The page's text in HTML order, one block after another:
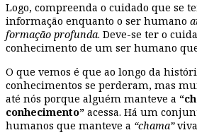
Logo, compreenda o cuidado que se
informação enquanto o ser humano
formação profunda. Deve-se ter o
conhecimento de um ser humano
O que vemos é que ao longo da
conhecimentos se perderam, mas
até nós porque alguém manteve a
conhecimento” acessa. Há um
humanos que manteve a “chama”